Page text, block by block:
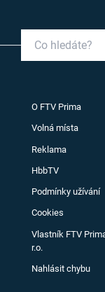
O FTV Prima
Volná místa
Reklama
HbbTV
Podmínky užívání
Cookies
Vlastník FTV
r.o.
Nahlásit chybu